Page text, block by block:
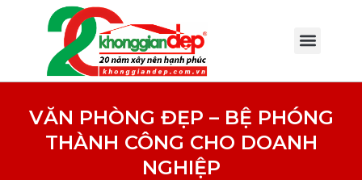
VĂN PHÒNG ĐẸP – BỆ PHÓNG
THÀNH CÔNG CHO DOANH
NGHIỆP